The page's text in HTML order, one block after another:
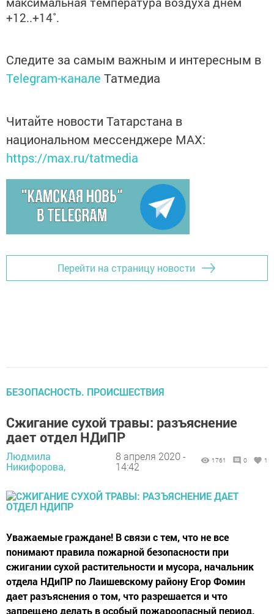
+12..+14˚.
Следите за самым важным и интересным в
Telegram-канале Татмедиа
Читайте новости Татарстана в
национальном мессенджере MАХ:
https://max.ru/tatmedia
Перейти на страницу новости
БЕЗОПАСНОСТЬ. ПРОИСШЕСТВИЯ
Сжигание сухой травы: разъяснение
дает отдел НДиПР
Людмила
Никифорова,
8 апреля 2020 -
14:42
1761 0 1
Уважаемые граждане! В связи с тем, что не все
понимают правила пожарной безопасности при
сжигании сухой растительности и мусора, начальник
отдела НДиПР по Лаишевскому району Егор Фомин
дает разъяснения о том, что разрешается и что
запрещено делать в особый пожароопасный период.